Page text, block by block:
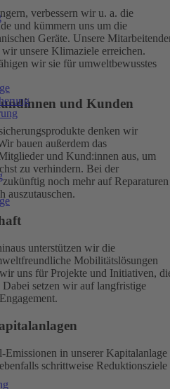
verbessern wir u. a. die
und kümmern uns um die
Geräte. Unsere
unsere Klimaziele erreichen.
wir sie für umweltbewusstes
und Kunden
denken wir
bauen außerdem das
und Kund:innen aus, um
zu verhindern. Bei der
noch mehr auf Reparaturen
auszutauschen.
unterstützen wir die
Mobilitätslösungen
uns für Projekte und Initiativen,
setzen wir auf langfristige
in unserer Kapitalanlage
schrittweise Reduktionsziele